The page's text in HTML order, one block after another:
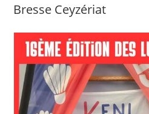
Bresse Ceyzériat